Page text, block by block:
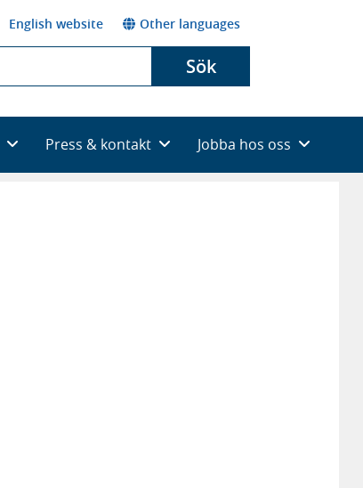
English website Other languages
Sök
Press & kontakt Jobba hos oss